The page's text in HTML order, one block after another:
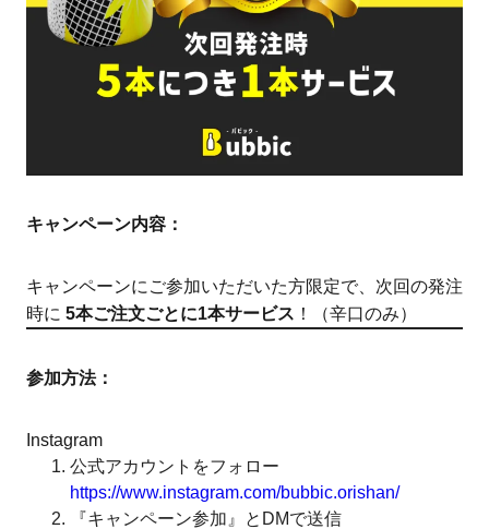
キャンペーン内容：
キャンペーンにご参加いただいた方限定で、次回の発注
時に 5本ご注文ごとに1本サービス ！（辛口のみ）
参加方法：
Instagram
公式アカウントをフォロー
https://www.instagram.com/bubbic.orishan/
『キャンペーン参加』とDMで送信